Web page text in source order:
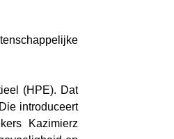
(HPE). Dat
introduceert
Kazimierz